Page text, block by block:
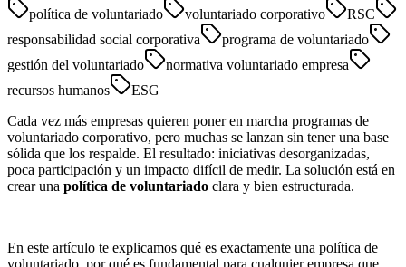
política de voluntariado voluntariado corporativo
RSC
responsabilidad social corporativa
programa de voluntariado
gestión del voluntariado
normativa voluntariado empresa
recursos humanos
ESG
Cada vez más empresas quieren poner en marcha programas de
voluntariado corporativo, pero muchas se lanzan sin tener una base
sólida que los respalde. El resultado: iniciativas desorganizadas,
poca participación y un impacto difícil de medir. La solución está en
crear una política de voluntariado clara y bien estructurada.
En este artículo te explicamos qué es exactamente una política de